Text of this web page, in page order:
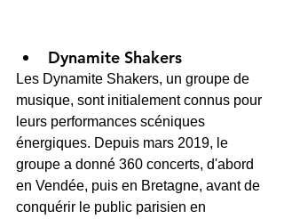
Dynamite Shakers
Les Dynamite Shakers, un groupe de
musique, sont initialement connus pour
leurs performances scéniques
énergiques. Depuis mars 2019, le
groupe a donné 360 concerts, d'abord
en Vendée, puis en Bretagne, avant de
conquérir le public parisien en